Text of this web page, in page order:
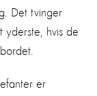
Det tvinger
yderste, hvis de
er